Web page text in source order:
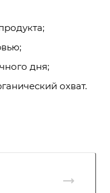
дня;
охват.